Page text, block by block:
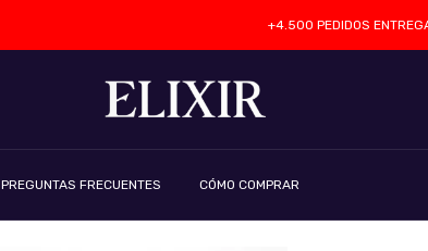
+4.500 PEDIDOS
PREGUNTAS FRECUENTES CÓMO COMPRAR